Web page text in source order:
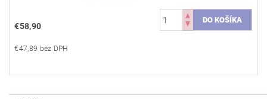
€58,90
€47,89 bez DPH